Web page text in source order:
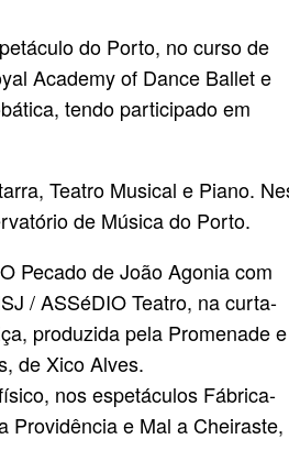
do Porto, no curso de
Academy of Dance Ballet e
tendo participado em
Teatro Musical e Piano.
de Música do Porto.
Pecado de João Agonia com
/ ASSéDIO Teatro, na curta-
produzida pela Promenade
de Xico Alves.
nos espetáculos Fábrica-
Providência e Mal a Cheiraste,